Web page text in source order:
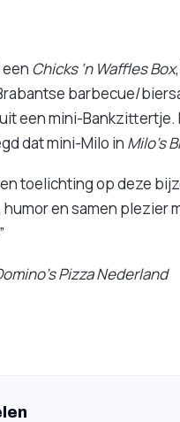
Chicks ‘n Waffles Box
barbecue/
een mini-
dat mini-Milo in Milo’s
toelichting op deze
en samen plezier
Pizza Nederland